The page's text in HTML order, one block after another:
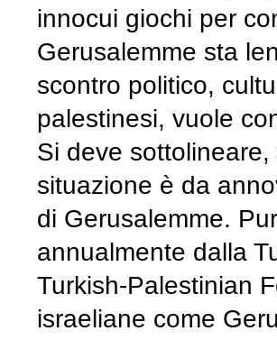
innocui giochi per
Gerusalemme sta
scontro politico,
palestinesi, vuole
Si deve
situazione è da
di Gerusalemme.
annualmente dalla
Turkish-Palestinian
israeliane come